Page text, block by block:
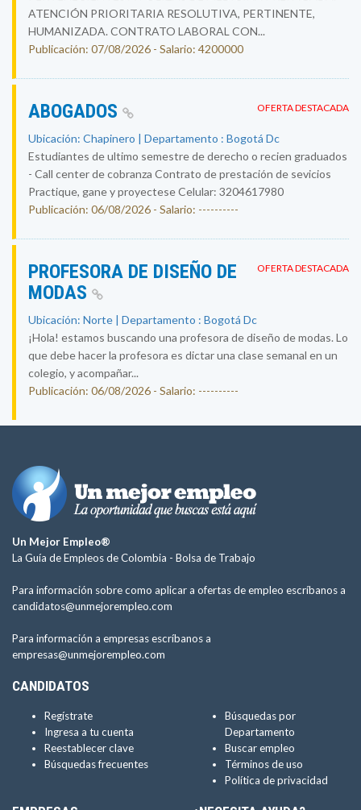
ATENCIÓN PRIORITARIA RESOLUTIVA, PERTINENTE,
HUMANIZADA. CONTRATO LABORAL CON...
Publicación: 07/08/2026 - Salario: 4200000
OFERTA DESTACADA
ABOGADOS
Ubicación: Chapinero | Departamento : Bogotá Dc
Estudiantes de ultimo semestre de derecho o recien graduados
- Call center de cobranza Contrato de prestación de sevicios
Practique, gane y proyectese Celular: 3204617980
Publicación: 06/08/2026 - Salario: ----------
OFERTA DESTACADA
PROFESORA DE DISEÑO DE
MODAS
Ubicación: Norte | Departamento : Bogotá Dc
¡Hola! estamos buscando una profesora de diseño de modas. Lo
que debe hacer la profesora es dictar una clase semanal en un
colegio, y acompañar...
Publicación: 06/08/2026 - Salario: ----------
Un Mejor Empleo®
La Guía de Empleos de Colombia - Bolsa de Trabajo
Para información sobre como aplicar a ofertas de empleo escríbanos a
candidatos@unmejorempleo.com
Para información a empresas escríbanos a
empresas@unmejorempleo.com
CANDIDATOS
Regístrate
Ingresa a tu cuenta
Reestablecer clave
Búsquedas frecuentes
Búsquedas por
Departamento
Buscar empleo
Términos de uso
Política de privacidad